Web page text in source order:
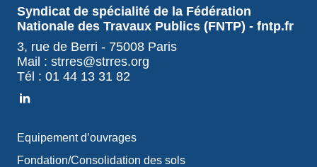
Syndicat de spécialité de la Fédération
Nationale des Travaux Publics (FNTP) - fntp.fr
3, rue de Berri - 75008 Paris
Mail : strres@strres.org
Tél : 01 44 13 31 82
Equipement d’ouvrages
Fondation/Consolidation des sols